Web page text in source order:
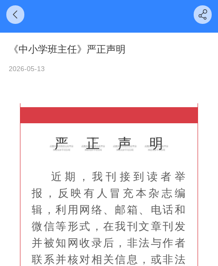
《中小学班主任》严正声明
2026-05-13
严 正 声 明
近期，我刊接到读者举
报，反映有人冒充本杂志编
辑，利用网络、邮箱、电话和
微信等形式，在我刊文章刊发
并被知网收录后，非法与作者
联系并核对相关信息，或非法